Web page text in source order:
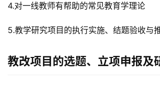
首
页
4.对一线教师有帮助的常见教育学理论
5.教学研究项目的执行实施、结题验收与
教改项目的选题、立项申报及